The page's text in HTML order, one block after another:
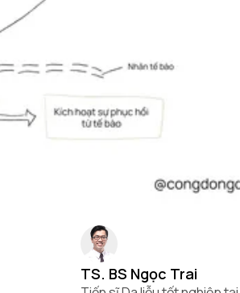
TS. BS Ngọc Trai